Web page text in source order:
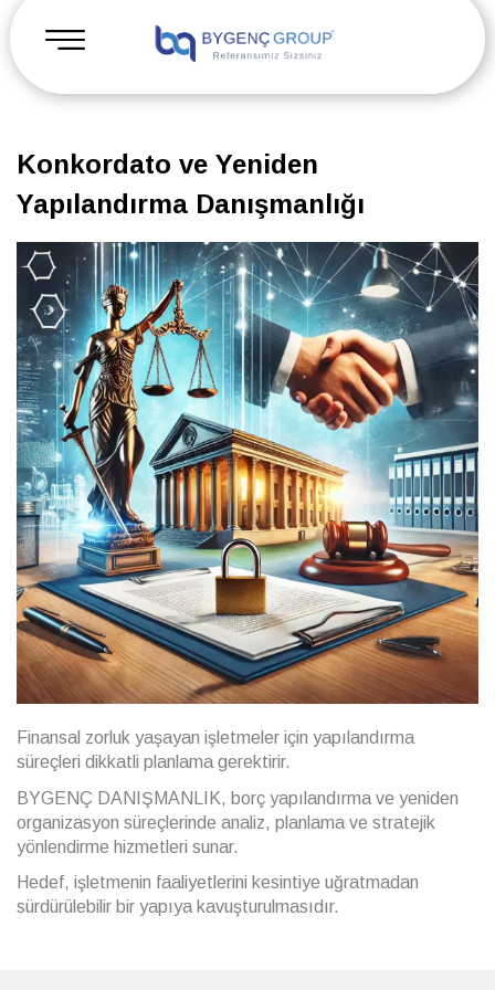
Konkordato ve Yeniden
Yapılandırma Danışmanlığı
Finansal zorluk yaşayan işletmeler için yapılandırma
süreçleri dikkatli planlama gerektirir.
BYGENÇ DANIŞMANLIK, borç yapılandırma ve yeniden
organizasyon süreçlerinde analiz, planlama ve stratejik
yönlendirme hizmetleri sunar.
Hedef, işletmenin faaliyetlerini kesintiye uğratmadan
sürdürülebilir bir yapıya kavuşturulmasıdır.